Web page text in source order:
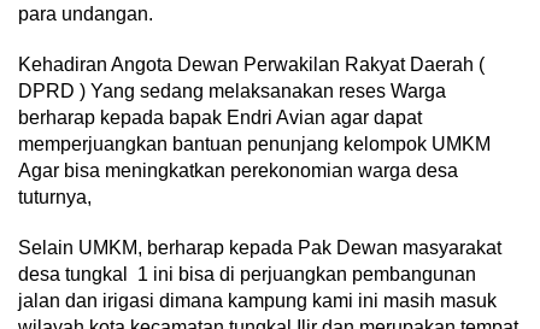
para undangan.
Kehadiran Angota Dewan Perwakilan Rakyat Daerah (
DPRD ) Yang sedang melaksanakan reses Warga
berharap kepada bapak Endri Avian agar dapat
memperjuangkan bantuan penunjang kelompok UMKM
Agar bisa meningkatkan perekonomian warga desa
tuturnya,
Selain UMKM, berharap kepada Pak Dewan masyarakat
desa tungkal 1 ini bisa di perjuangkan pembangunan
jalan dan irigasi dimana kampung kami ini masih masuk